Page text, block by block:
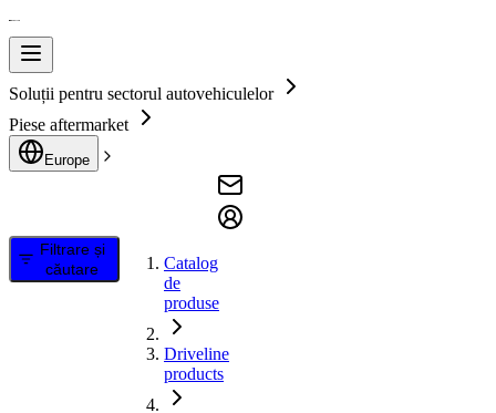
Soluții pentru sectorul autovehiculelor
Piese aftermarket
Europe
Filtrare și
căutare
Catalog
de
produse
Driveline
products